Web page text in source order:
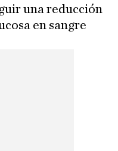
una reducción
en sangre